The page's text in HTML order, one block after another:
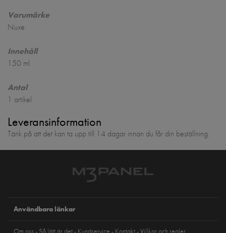
Varumärke
Nuxe
Innehåll
150 ml
Antal
1 artikel
Leveransinformation
Tänk på att det kan ta upp till 14 dagar innan du får din beställning.
Användbara länkar
Om oss Så lätt är det Kundservice Kontakt Villkor och regler